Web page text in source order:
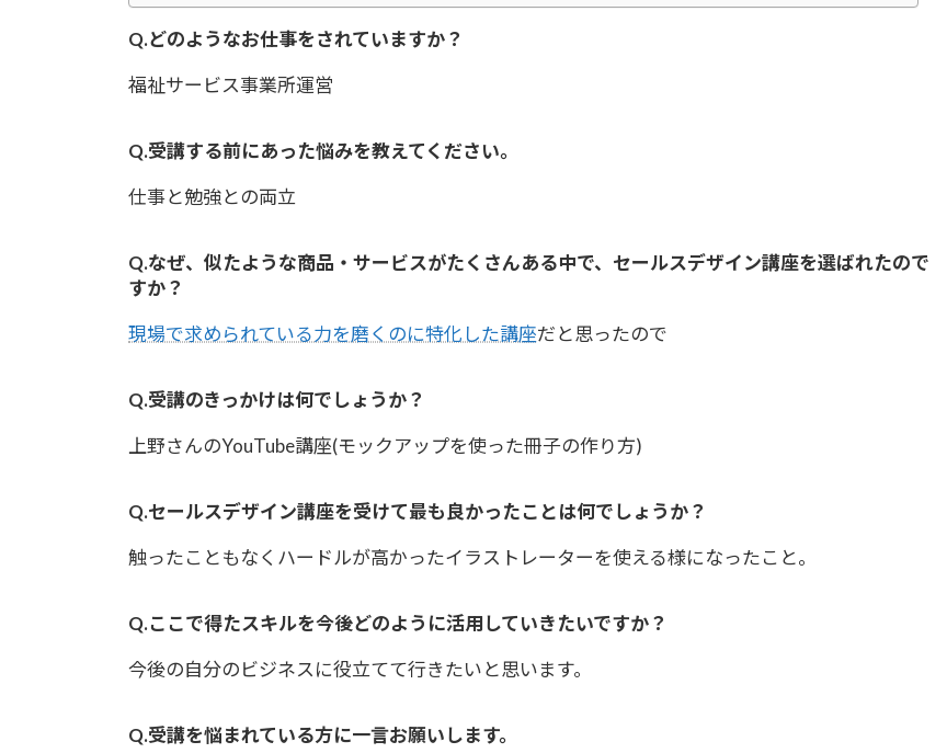
Q.どのようなお仕事をされていますか？
福祉サービス事業所運営
Q.受講する前にあった悩みを教えてください。
仕事と勉強との両立
Q.なぜ、似たような商品・サービスがたくさんある中で、セールスデザイン講座を選ばれたので
すか？
現場で求められている力を磨くのに特化した講座だと思ったので
Q.受講のきっかけは何でしょうか？
上野さんのYouTube講座(モックアップを使った冊子の作り方)
Q.セールスデザイン講座を受けて最も良かったことは何でしょうか？
触ったこともなくハードルが高かったイラストレーターを使える様になったこと。
Q.ここで得たスキルを今後どのように活用していきたいですか？
今後の自分のビジネスに役立てて行きたいと思います。
Q.受講を悩まれている方に一言お願いします。